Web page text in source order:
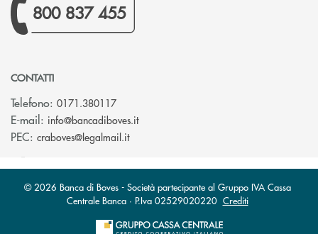
800 837 455
CONTATTI
Telefono: 0171.380117
E-mail: info@bancadiboves.it(si apre l’app di posta elettronica)
PEC: craboves@legalmail.it(si apre l’app di posta elettronica)
© 2026 Banca di Boves - Società partecipante al Gruppo IVA Cassa
Centrale Banca · P.Iva 02529020220 Crediti